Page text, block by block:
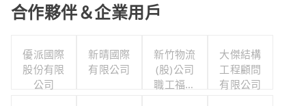
合作夥伴＆企業用戶
優派國際
股份有限
公司
新晴國際
有限公司
新竹物流
(股)公司
職工福利
大傑結構
工程顧問
有限公司